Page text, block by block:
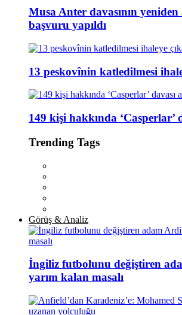
Musa Anter davasının yeniden
başvuru yapıldı
13 peskovînin katledilmesi
149 kişi hakkında ‘Casperlar’
Trending Tags
Görüş & Analiz
İngiliz futbolunu değiştiren
yarım kalan masalı